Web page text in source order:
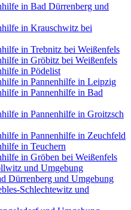
in Bad Dürrenberg und
in Krauschwitz bei
in Trebnitz bei Weißenfels
in Gröbitz bei Weißenfels
in Pödelist
in Pannenhilfe in Leipzig
in Pannenhilfe in Bad
in Pannenhilfe in Groitzsch
in Pannenhilfe in Zeuchfeld
in Teuchern
in Gröben bei Weißenfels
und Umgebung
Dürrenberg und Umgebung
Schlechtewitz und